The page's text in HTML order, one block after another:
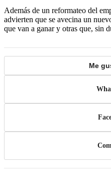
Además de un reformateo del
advierten que se avecina un
que van a ganar y otras que, sin
Me